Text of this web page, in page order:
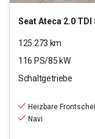
SeatAteca 2.0 TDI
125.273 km
116 PS/85 kW
Schaltgetriebe
Heizbare
Navi